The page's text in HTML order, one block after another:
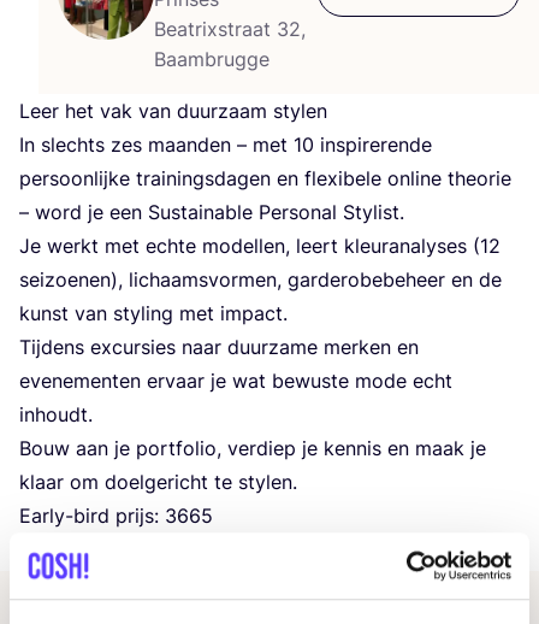
Beatrixstraat 32,
Baambrugge
Leer het vak van duur­zaam stylen
In slechts zes maan­den – met 10 inspi­re­ren­de
per­soon­lij­ke trai­nings­da­gen en flexi­be­le onli­ne the­o­rie
– word je een Sustai­na­ble Per­so­nal Stylist.
Je werkt met ech­te model­len, leert kleurana­ly­ses (12
sei­zoe­nen), lichaams­vor­men, gar­de­ro­be­be­heer en de
kunst van sty­ling met impact.
Tij­dens excur­sies naar duur­za­me mer­ken en
eve­ne­men­ten ervaar je wat bewus­te mode echt
inhoudt.
Bouw aan je port­fo­lio, ver­diep je ken­nis en maak je
klaar om doel­ge­richt te stylen.
Ear­ly-bird prijs: 3665